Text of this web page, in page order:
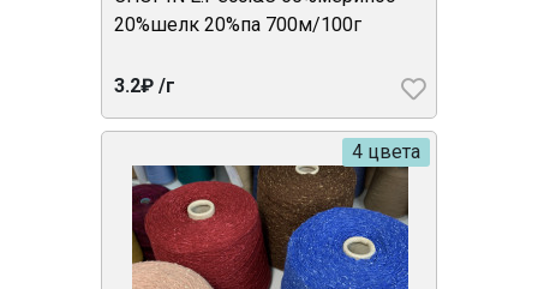
20%шелк 20%па 700м/100г
3.2₽ /г
4 цвета